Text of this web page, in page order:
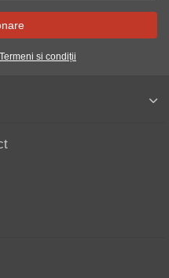
Termeni si condiții